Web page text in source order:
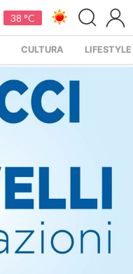
38 °C
CULTURA LIFESTYLE